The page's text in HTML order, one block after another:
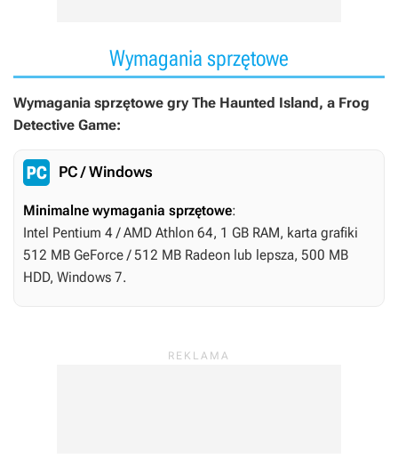
Wymagania sprzętowe
Wymagania sprzętowe gry The Haunted Island, a Frog
Detective Game:
PC / Windows
Minimalne wymagania sprzętowe:
Intel Pentium 4 / AMD Athlon 64, 1 GB RAM, karta grafiki
512 MB GeForce / 512 MB Radeon lub lepsza, 500 MB
HDD, Windows 7.